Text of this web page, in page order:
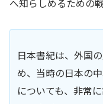
へ知らしめるための
日本書紀は、外国
め、当時の日本の
についても、非常